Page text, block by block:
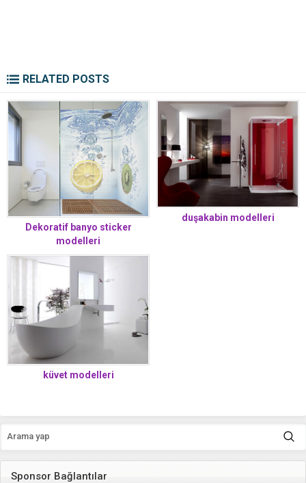
RELATED POSTS
Dekoratif banyo sticker
modelleri
duşakabin modelleri
küvet modelleri
Sponsor Bağlantılar